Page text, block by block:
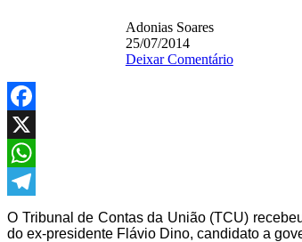
Adonias Soares
25/07/2014
Deixar Comentário
Facebook
X
WhatsApp
Telegram
O Tribunal de Contas da União (TCU)
do ex-presidente Flávio Dino, candidato a